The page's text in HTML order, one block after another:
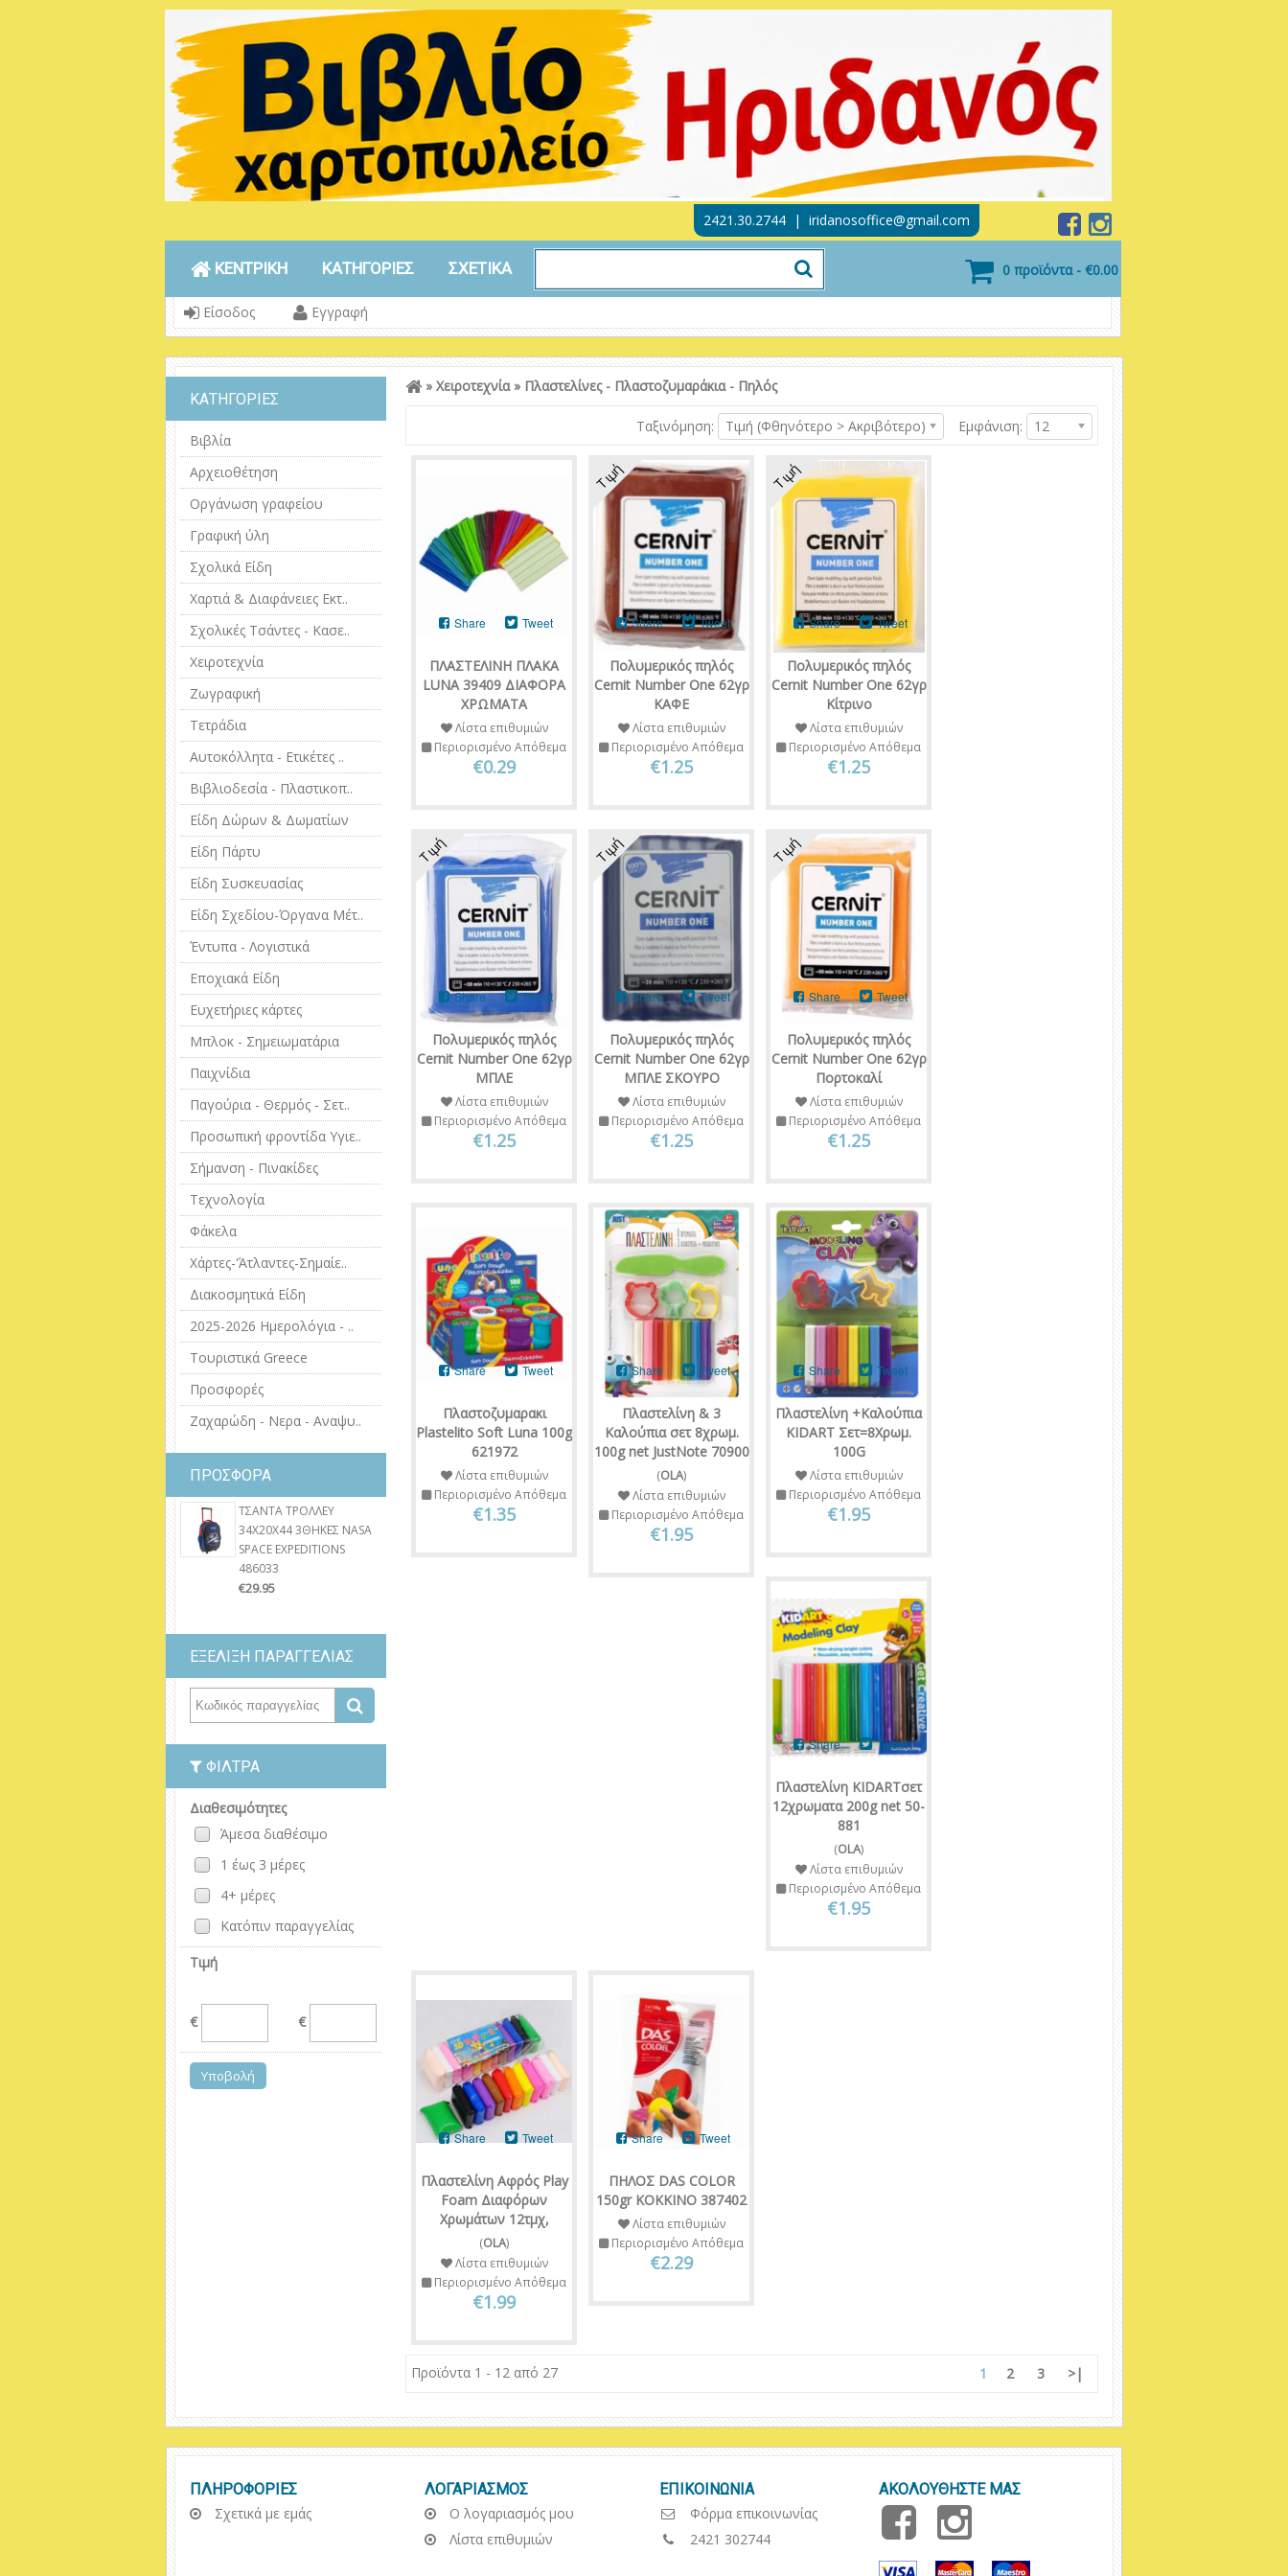
2421.30.2744 | iridanosoffice@gmail.com
0 προϊόντα - €0.00
ΚΕΝΤΡΙΚΗ ΚΑΤΗΓΟΡΙΕΣ ΣΧΕΤΙΚΑ
Είσοδος Εγγραφή
ΚΑΤΗΓΟΡΙΕΣ
Βιβλία
Αρχειοθέτηση
Οργάνωση γραφείου
Γραφική ύλη
Σχολικά Είδη
Χαρτιά & Διαφάνειες Εκτ..
Σχολικές Τσάντες - Κασε..
Χειροτεχνία
Ζωγραφική
Τετράδια
Αυτοκόλλητα - Ετικέτες ..
Βιβλιοδεσία - Πλαστικοπ..
Είδη Δώρων & Δωματίων
Είδη Πάρτυ
Είδη Συσκευασίας
Είδη Σχεδίου-Όργανα Μέτ..
Έντυπα - Λογιστικά
Εποχιακά Είδη
Ευχετήριες κάρτες
Μπλοκ - Σημειωματάρια
Παιχνίδια
Παγούρια - Θερμός - Σετ..
Προσωπική φροντίδα Υγιε..
Σήμανση - Πινακίδες
Τεχνολογία
Φάκελα
Χάρτες-'Άτλαντες-Σημαίε..
Διακοσμητικά Είδη
2025-2026 Ημερολόγια - ..
Τουριστικά Greece
Προσφορές
Ζαχαρώδη - Νερα - Αναψυ..
ΠΡΟΣΦΟΡΑ
ΤΣΑΝΤΑ ΤΡΟΛΛΕΥ
34X20X44 3ΘΗΚΕΣ NASA
SPACE EXPEDITIONS
486033
€29.95
ΕΞΕΛΙΞΗ ΠΑΡΑΓΓΕΛΙΑΣ
ΦΊΛΤΡΑ
Διαθεσιμότητες
Άμεσα διαθέσιμο
1 έως 3 μέρες
4+ μέρες
Κατόπιν παραγγελίας
Τιμή
€ €
» Χειροτεχνία» Πλαστελίνες - Πλαστοζυμαράκια - Πηλός
Εμφάνιση: 12
Ταξινόμηση: Τιμή (Φθηνότερο > Ακριβότερο)
ΠΛΑΣΤΕΛΙΝΗ ΠΛΑΚΑ
LUNA 39409 ΔΙΑΦΟΡΑ
ΧΡΩΜΑΤΑ
Share Tweet
Λίστα επιθυμιών
Περιορισμένο Απόθεμα
€0.29
Τιμή
Πολυμερικός πηλός
Cernit Number One 62γρ
ΚΑΦΕ
Share Tweet
Λίστα επιθυμιών
Περιορισμένο Απόθεμα
€1.25
Τιμή
Πολυμερικός πηλός
Cernit Number One 62γρ
Κίτρινο
Share Tweet
Λίστα επιθυμιών
Περιορισμένο Απόθεμα
€1.25
Τιμή
Πολυμερικός πηλός
Cernit Number One 62γρ
ΜΠΛΕ
Share Tweet
Λίστα επιθυμιών
Περιορισμένο Απόθεμα
€1.25
Τιμή
Πολυμερικός πηλός
Cernit Number One 62γρ
ΜΠΛΕ ΣΚΟΥΡΟ
Share Tweet
Λίστα επιθυμιών
Περιορισμένο Απόθεμα
€1.25
Τιμή
Πολυμερικός πηλός
Cernit Number One 62γρ
Πορτοκαλί
Share Tweet
Λίστα επιθυμιών
Περιορισμένο Απόθεμα
€1.25
Πλαστοζυμαρακι
Plastelito Soft Luna 100g
621972
Share Tweet
Λίστα επιθυμιών
Περιορισμένο Απόθεμα
€1.35
Πλαστελίνη & 3
Καλούπια σετ 8χρωμ.
100g net JustNote 70900
(OLA)
Share Tweet
Λίστα επιθυμιών
Περιορισμένο Απόθεμα
€1.95
Πλαστελίνη +Καλούπια
KIDART Σετ=8Χρωμ.
100G
Share Tweet
Λίστα επιθυμιών
Περιορισμένο Απόθεμα
€1.95
Πλαστελίνη KIDARTσετ
12χρωματα 200g net 50-
881
(OLA)
Share Tweet
Λίστα επιθυμιών
Περιορισμένο Απόθεμα
€1.95
Πλαστελίνη Αφρός Play
Foam Διαφόρων
Χρωμάτων 12τμχ,
(OLA)
Share Tweet
Λίστα επιθυμιών
Περιορισμένο Απόθεμα
€1.99
ΠΗΛΟΣ DAS COLOR
150gr ΚΟΚΚΙΝΟ 387402
Share Tweet
Λίστα επιθυμιών
Περιορισμένο Απόθεμα
€2.29
1 2 3 >|
Προϊόντα 1 - 12 από 27
ΠΛΗΡΟΦΟΡΙΕΣ
Σχετικά με εμάς
ΛΟΓΑΡΙΑΣΜΟΣ
Ο λογαριασμός μου
Λίστα επιθυμιών
ΕΠΙΚΟΙΝΩΝΙΑ
Φόρμα επικοινωνίας
2421 302744
ΑΚΟΛΟΥΘΗΣΤΕ ΜΑΣ